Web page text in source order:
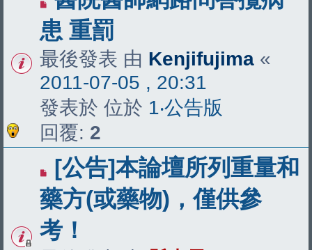
患 重罰
最後發表 由 Kenjifujima «
2011-07-05 , 20:31
發表於 位於 1‧公告版
回覆: 2
[公告]本論壇所列重量和
藥方(或藥物)，僅供參
考！